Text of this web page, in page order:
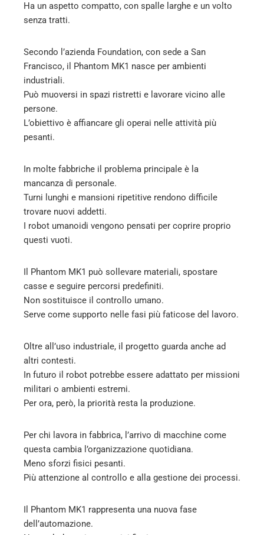
Ha un aspetto compatto, con spalle larghe e un volto
senza tratti.
Secondo l’azienda Foundation, con sede a San
Francisco, il Phantom MK1 nasce per ambienti
industriali.
Può muoversi in spazi ristretti e lavorare vicino alle
persone.
L’obiettivo è affiancare gli operai nelle attività più
pesanti.
In molte fabbriche il problema principale è la
mancanza di personale.
Turni lunghi e mansioni ripetitive rendono difficile
trovare nuovi addetti.
I robot umanoidi vengono pensati per coprire proprio
questi vuoti.
Il Phantom MK1 può sollevare materiali, spostare
casse e seguire percorsi predefiniti.
Non sostituisce il controllo umano.
Serve come supporto nelle fasi più faticose del lavoro.
Oltre all’uso industriale, il progetto guarda anche ad
altri contesti.
In futuro il robot potrebbe essere adattato per missioni
militari o ambienti estremi.
Per ora, però, la priorità resta la produzione.
Per chi lavora in fabbrica, l’arrivo di macchine come
questa cambia l’organizzazione quotidiana.
Meno sforzi fisici pesanti.
Più attenzione al controllo e alla gestione dei processi.
Il Phantom MK1 rappresenta una nuova fase
dell’automazione.